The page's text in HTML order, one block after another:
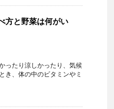
方と野菜は何がい
ったり涼しかったり、気候
き、体の中のビタミンやミ